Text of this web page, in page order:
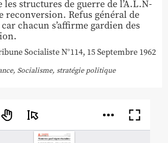
structures de guerre de l’A.L.N-
reconversion. Refus général de
chacun s’affirme gardien des
Socialiste N°114, 15 Septembre 1962
, Socialisme, stratégie politique